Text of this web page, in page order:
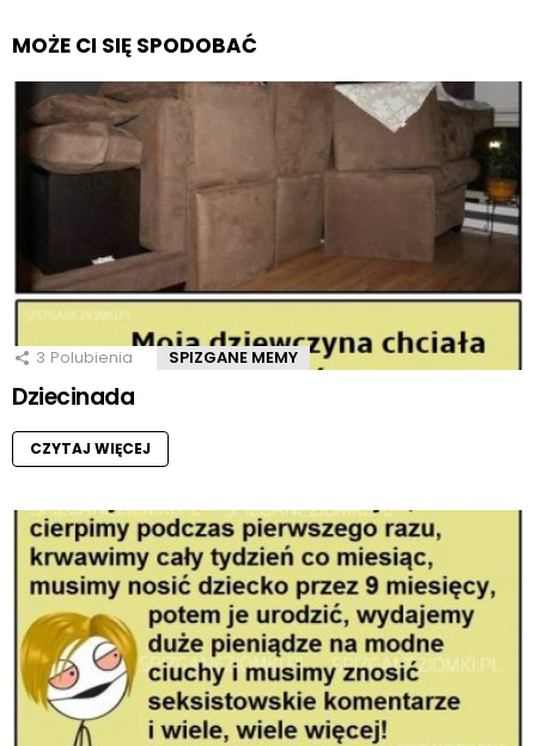
MOŻE CI SIĘ SPODOBAĆ
3 Polubienia SPIZGANE MEMY
Dziecinada
CZYTAJ WIĘCEJ